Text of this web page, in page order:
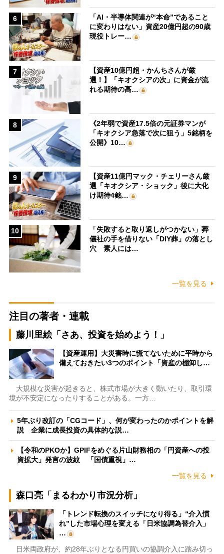
6
「AI・半導体関連が“本命”であること
に変わりはない」資産20億円超の90歳
現役トレー…
7
【資産10億円超・かんちさんが厳
選！】「キオクシアの次」に資金が流
れる期待の高…
8
《2年弱で資産17.5倍の元証券マンが
「キオクシア急落で次に狙う」5銘柄を
公開》10…
9
【資産11億円マック・チェリーさん厳
選「キオクシア・ショック」後に大化
け期待4銘…
10
「失敗すると取り返しがつかない」葬
儀社の手を借りない「DIY葬」の落とし
穴 素人には…
一覧を見る
注目の著者・連載
藤川里絵「さあ、投資を始めよう！」
【資産運用】大災害時に慌てないために平時から
備えておきたい3つのポイント「資産の棚卸し…
大規模な災害が起きると、株式市場が大きく動いたり、取引環
境が不安定になったりすることがある。一方…
5年ぶり改訂の「CGコード」、何が変わったのかポイントを解
説 企業に成長投資の具体的な説…
【令和のPKOか】GPIFをめぐる片山財務相の「円資産への投
資拡大」発言の波紋 「国債重視」…
一覧を見る
森口亮「まるわかり市況分析」
「トレンド転換のスイッチになり得る」“介入慣
れ”した市場心理を変える「日米協調為替介入」
…
日米両政府が、約28年ぶりとなる円買いの協調介入に踏み切っ